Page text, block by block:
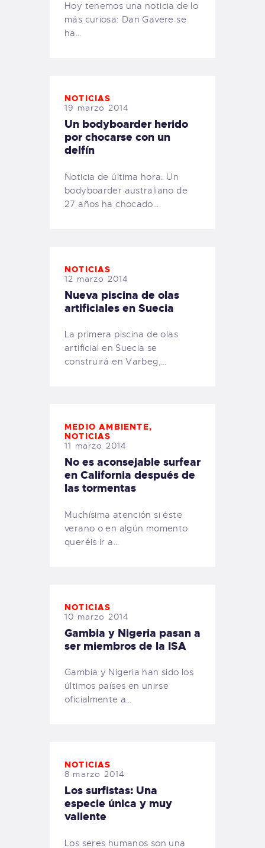
Hoy tenemos una noticia de lo
más curiosa: Dan Gavere se
ha…
NOTICIAS
19 marzo 2014
Un bodyboarder herido
por chocarse con un
delfín
Noticia de última hora: Un
bodyboarder australiano de
27 años ha chocado…
NOTICIAS
12 marzo 2014
Nueva piscina de olas
artificiales en Suecia
La primera piscina de olas
artificial en Suecia se
construirá en Varbeg,…
MEDIO AMBIENTE,
NOTICIAS
11 marzo 2014
No es aconsejable surfear
en California después de
las tormentas
Muchísima atención si éste
verano o en algún momento
queréis ir a…
NOTICIAS
10 marzo 2014
Gambia y Nigeria pasan a
ser miembros de la ISA
Gambia y Nigeria han sido los
últimos países en unirse
oficialmente a…
NOTICIAS
8 marzo 2014
Los surfistas: Una
especie única y muy
valiente
Los seres humanos son una